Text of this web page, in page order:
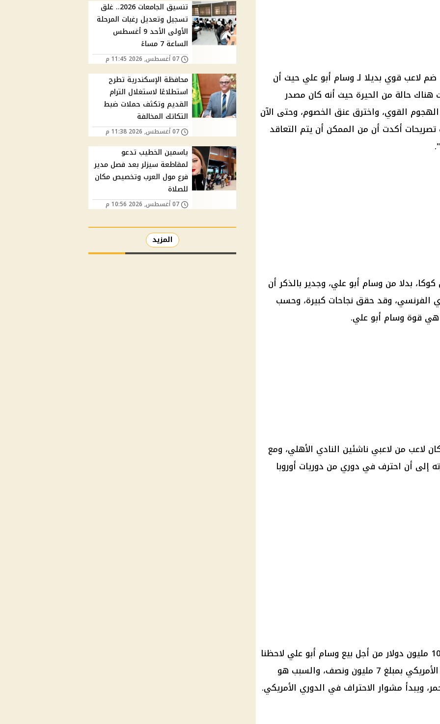
لاعب قوي بديلا لـ وسام أبو علي حيث أن
هناك حالة من الحيرة حيث أنه كان مصدر
الهجوم القوي، واخترق عنق الخصوم، وحتى الآن
أكدت أن من الممكن أن يتم التعاقد
، بدلا من وسام أبو علي، وجدير بالذكر أن
وقد حقق نجاحات كبيرة، وحسب
قوة وسام أبو علي.
لاعب من لاعبي ناشئين النادي الأهلي، ومع
أن احترف في دوري من دوريات أوروبا
دولارمن أجل بيع وسام أبو علي لاحظنا
أن اللاعب قد تم بيعه لكولومبوس الأمريكي بمبلغ 7 مليون ونصف، والسبب هو
ويبدأ مشوار الاحتراف في الدوري الأمريكي.
تنسيق الجامعات 2026.. غلق
تسجيل وتعديل رغبات المرحلة
الأولى الأحد 9 أغسطس
الساعة 7 مساءً
07 أغسطس, 2026 11:45 م
محافظة الإسكندرية تطرح
استطلاعًا لاستغلال الترام
القديم وتكثف حملات ضبط
التكاتك المخالفة
07 أغسطس, 2026 11:38 م
ياسمين الخطيب تدعو
لمقاطعة سيزلر بعد فصل مدير
فرع مول العرب وتخصيص مكان
للصلاة
07 أغسطس, 2026 10:56 م
المزيد